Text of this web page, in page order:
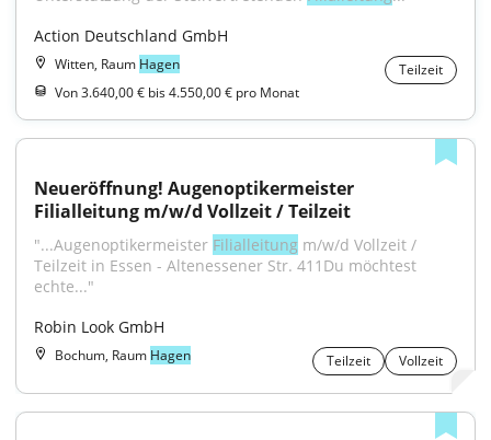
Action Deutschland GmbH
Witten, Raum Hagen
Teilzeit
Von 3.640,00 € bis 4.550,00 € pro Monat
Neueröffnung! Augenoptikermeister
Filialleitung m/w/d Vollzeit / Teilzeit
"...Augenoptikermeister Filialleitung m/w/d Vollzeit /
Teilzeit in Essen - Altenessener Str. 411Du möchtest
echte..."
Robin Look GmbH
Bochum, Raum Hagen Teilzeit Vollzeit